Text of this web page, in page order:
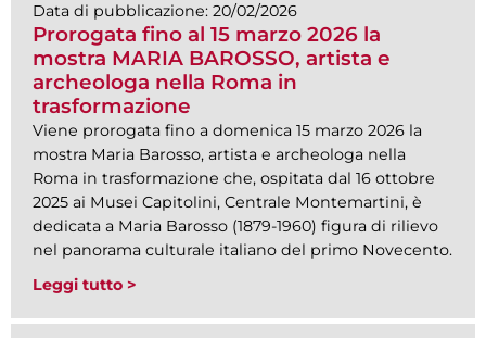
Data di pubblicazione: 20/02/2026
Prorogata fino al 15 marzo 2026 la
mostra MARIA BAROSSO, artista e
archeologa nella Roma in
trasformazione
Viene prorogata fino a domenica 15 marzo 2026 la
mostra Maria Barosso, artista e archeologa nella
Roma in trasformazione che, ospitata dal 16 ottobre
2025 ai Musei Capitolini, Centrale Montemartini, è
dedicata a Maria Barosso (1879-1960) figura di rilievo
nel panorama culturale italiano del primo Novecento.
Leggi tutto >